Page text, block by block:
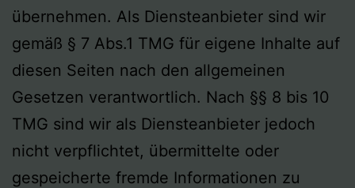
übernehmen. Als Diensteanbieter sind wir
gemäß § 7 Abs.1 TMG für eigene Inhalte auf
diesen Seiten nach den allgemeinen
Gesetzen verantwortlich. Nach §§ 8 bis 10
TMG sind wir als Diensteanbieter jedoch
nicht verpflichtet, übermittelte oder
gespeicherte fremde Informationen zu